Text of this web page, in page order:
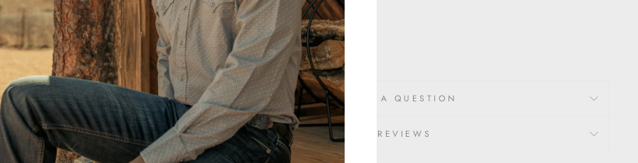
(COPA 4 3/4" FALDA 4")
ASK A QUESTION
REVIEWS